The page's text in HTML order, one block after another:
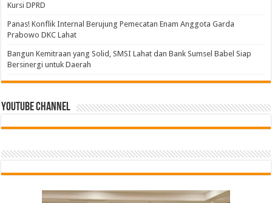
Kursi DPRD
Panas! Konflik Internal Berujung Pemecatan Enam Anggota Garda
Prabowo DKC Lahat
Bangun Kemitraan yang Solid, SMSI Lahat dan Bank Sumsel Babel Siap
Bersinergi untuk Daerah
Youtube Channel